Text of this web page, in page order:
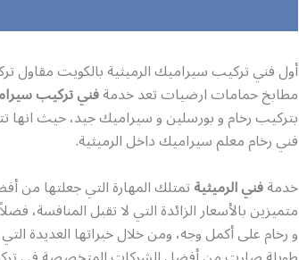
أول فني تركيب سيراميك الرميثية بالكويت مقاول
مطابخ حمامات ارضيات تعد خدمةفني تركيب
بتركيب رخام و بورسلين و سيراميك جيد، حيث انها
فني رخام معلم سيراميك داخل الرميثية.
خدمةفني الرميثيةتمتلك المهارة التي جعلتها من
متميزين بالأسعار الزائدة التي لا تقبل المنافسة،
و رخام على أكمل وجه، ومن خلال خبراتها العديدة